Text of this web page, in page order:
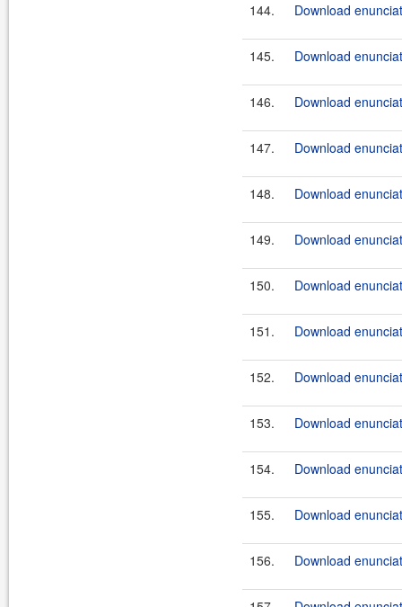
144. Download
145. Download
146. Download
147. Download
148. Download
149. Download
150. Download
151. Download
152. Download
153. Download
154. Download
155. Download
156. Download